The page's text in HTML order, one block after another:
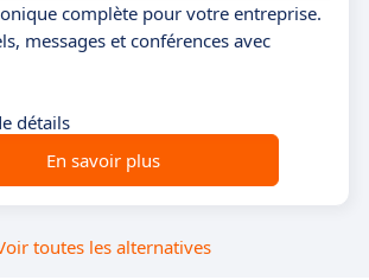
complète pour votre entreprise.
messages et conférences avec
détails
En savoir plus
toutes les alternatives